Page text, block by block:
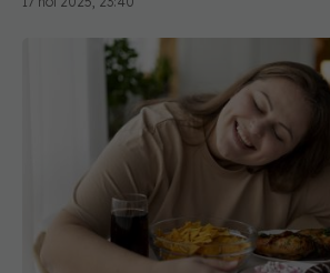
Tot ce s-a spus până acum
greșit! De ce "mănâncă mai puțin
mult" nu ajută